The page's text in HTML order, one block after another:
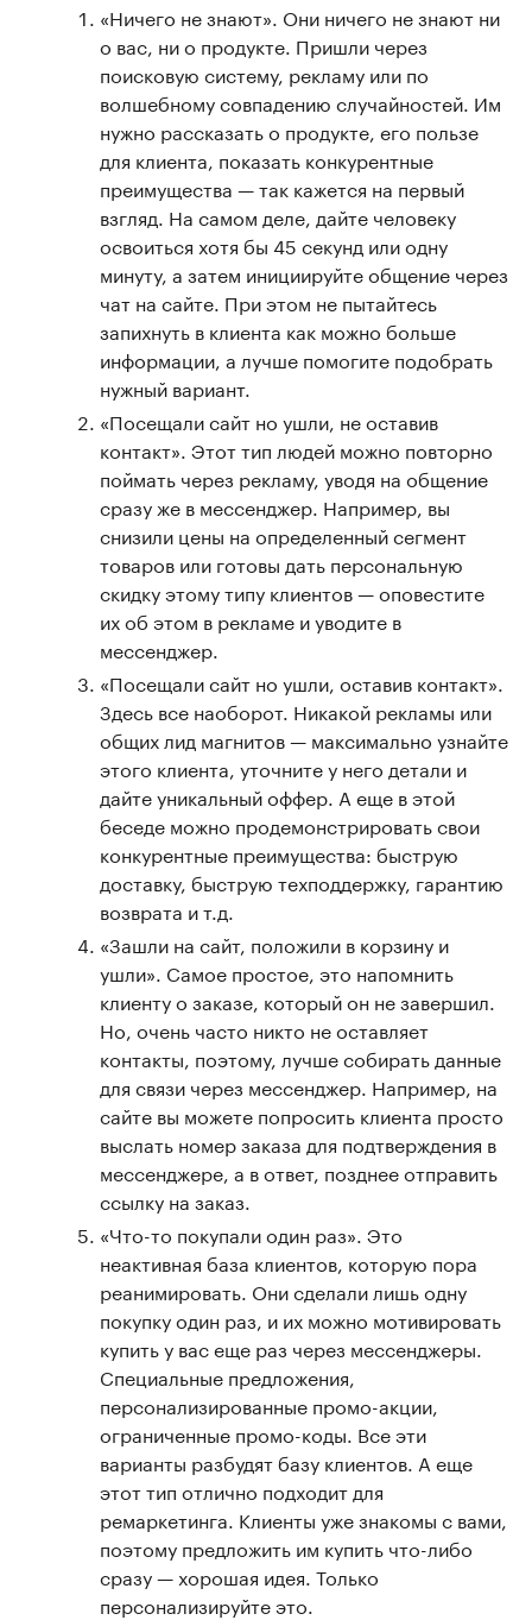
«Ничего не знают». Они ничего не знают ни
о вас, ни о продукте. Пришли через
поисковую систему, рекламу или по
волшебному совпадению случайностей. Им
нужно рассказать о продукте, его пользе
для клиента, показать конкурентные
преимущества — так кажется на первый
взгляд. На самом деле, дайте человеку
освоиться хотя бы 45 секунд или одну
минуту, а затем инициируйте общение через
чат на сайте. При этом не пытайтесь
запихнуть в клиента как можно больше
информации, а лучше помогите подобрать
нужный вариант.
«Посещали сайт но ушли, не оставив
контакт». Этот тип людей можно повторно
поймать через рекламу, уводя на общение
сразу же в мессенджер. Например, вы
снизили цены на определенный сегмент
товаров или готовы дать персональную
скидку этому типу клиентов — оповестите
их об этом в рекламе и уводите в
мессенджер.
«Посещали сайт но ушли, оставив контакт».
Здесь все наоборот. Никакой рекламы или
общих лид магнитов — максимально узнайте
этого клиента, уточните у него детали и
дайте уникальный оффер. А еще в этой
беседе можно продемонстрировать свои
конкурентные преимущества: быструю
доставку, быструю техподдержку, гарантию
возврата и т.д.
«Зашли на сайт, положили в корзину и
ушли». Самое простое, это напомнить
клиенту о заказе, который он не завершил.
Но, очень часто никто не оставляет
контакты, поэтому, лучше собирать данные
для связи через мессенджер. Например, на
сайте вы можете попросить клиента просто
выслать номер заказа для подтверждения в
мессенджере, а в ответ, позднее отправить
ссылку на заказ.
«Что-то покупали один раз». Это
неактивная база клиентов, которую пора
реанимировать. Они сделали лишь одну
покупку один раз, и их можно мотивировать
купить у вас еще раз через мессенджеры.
Специальные предложения,
персонализированные промо-акции,
ограниченные промо-коды. Все эти
варианты разбудят базу клиентов. А еще
этот тип отлично подходит для
ремаркетинга. Клиенты уже знакомы с вами,
поэтому предложить им купить что-либо
сразу — хорошая идея. Только
персонализируйте это.